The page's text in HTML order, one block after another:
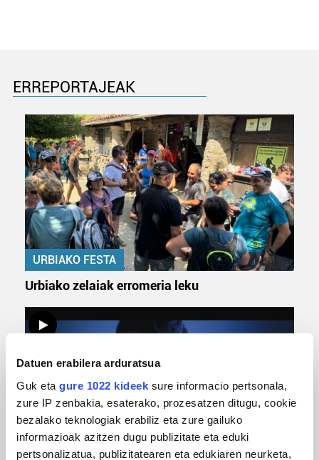
Datuen erabilera arduratsua
Guk eta gure 1022 kideek sure informacio pertsonala,
zure IP zenbakia, esaterako, prozesatzen ditugu, cookie
bezalako teknologiak erabiliz eta zure gailuko
informazioak azitzen dugu publizitate eta eduki
pertsonalizatua, publizitatearen eta edukiaren neurketa,
ERREPORTAJEAK
URBIAKO FESTA
Urbiako zelaiak erromeria leku
MUSIKA